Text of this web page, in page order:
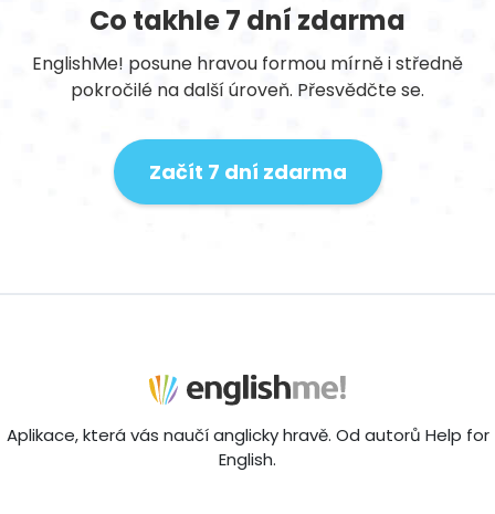
Co takhle 7 dní zdarma
EnglishMe! posune hravou formou mírně i středně
pokročilé na další úroveň. Přesvědčte se.
Začít 7 dní zdarma
Aplikace, která vás naučí anglicky hravě. Od autorů Help for
English.